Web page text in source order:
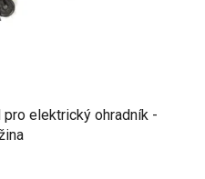
elektrický ohradník -